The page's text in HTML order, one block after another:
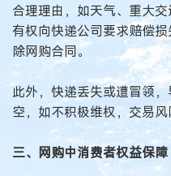
合理理由，如天气、重大
有权向快递公司要求赔偿
除网购合同。
此外，快递丢失或遭冒领
空，如不积极维权，交易
三、网购中消费者权益保障